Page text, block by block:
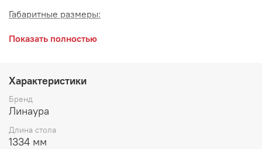
Габаритные размеры:
длина 1334 мм
высота 1682 мм
Производитель:
Мебельная фабрика ЛИНАУРА
Показать полностью
Характеристики
Бренд
Линаура
Длина стола
1334 мм